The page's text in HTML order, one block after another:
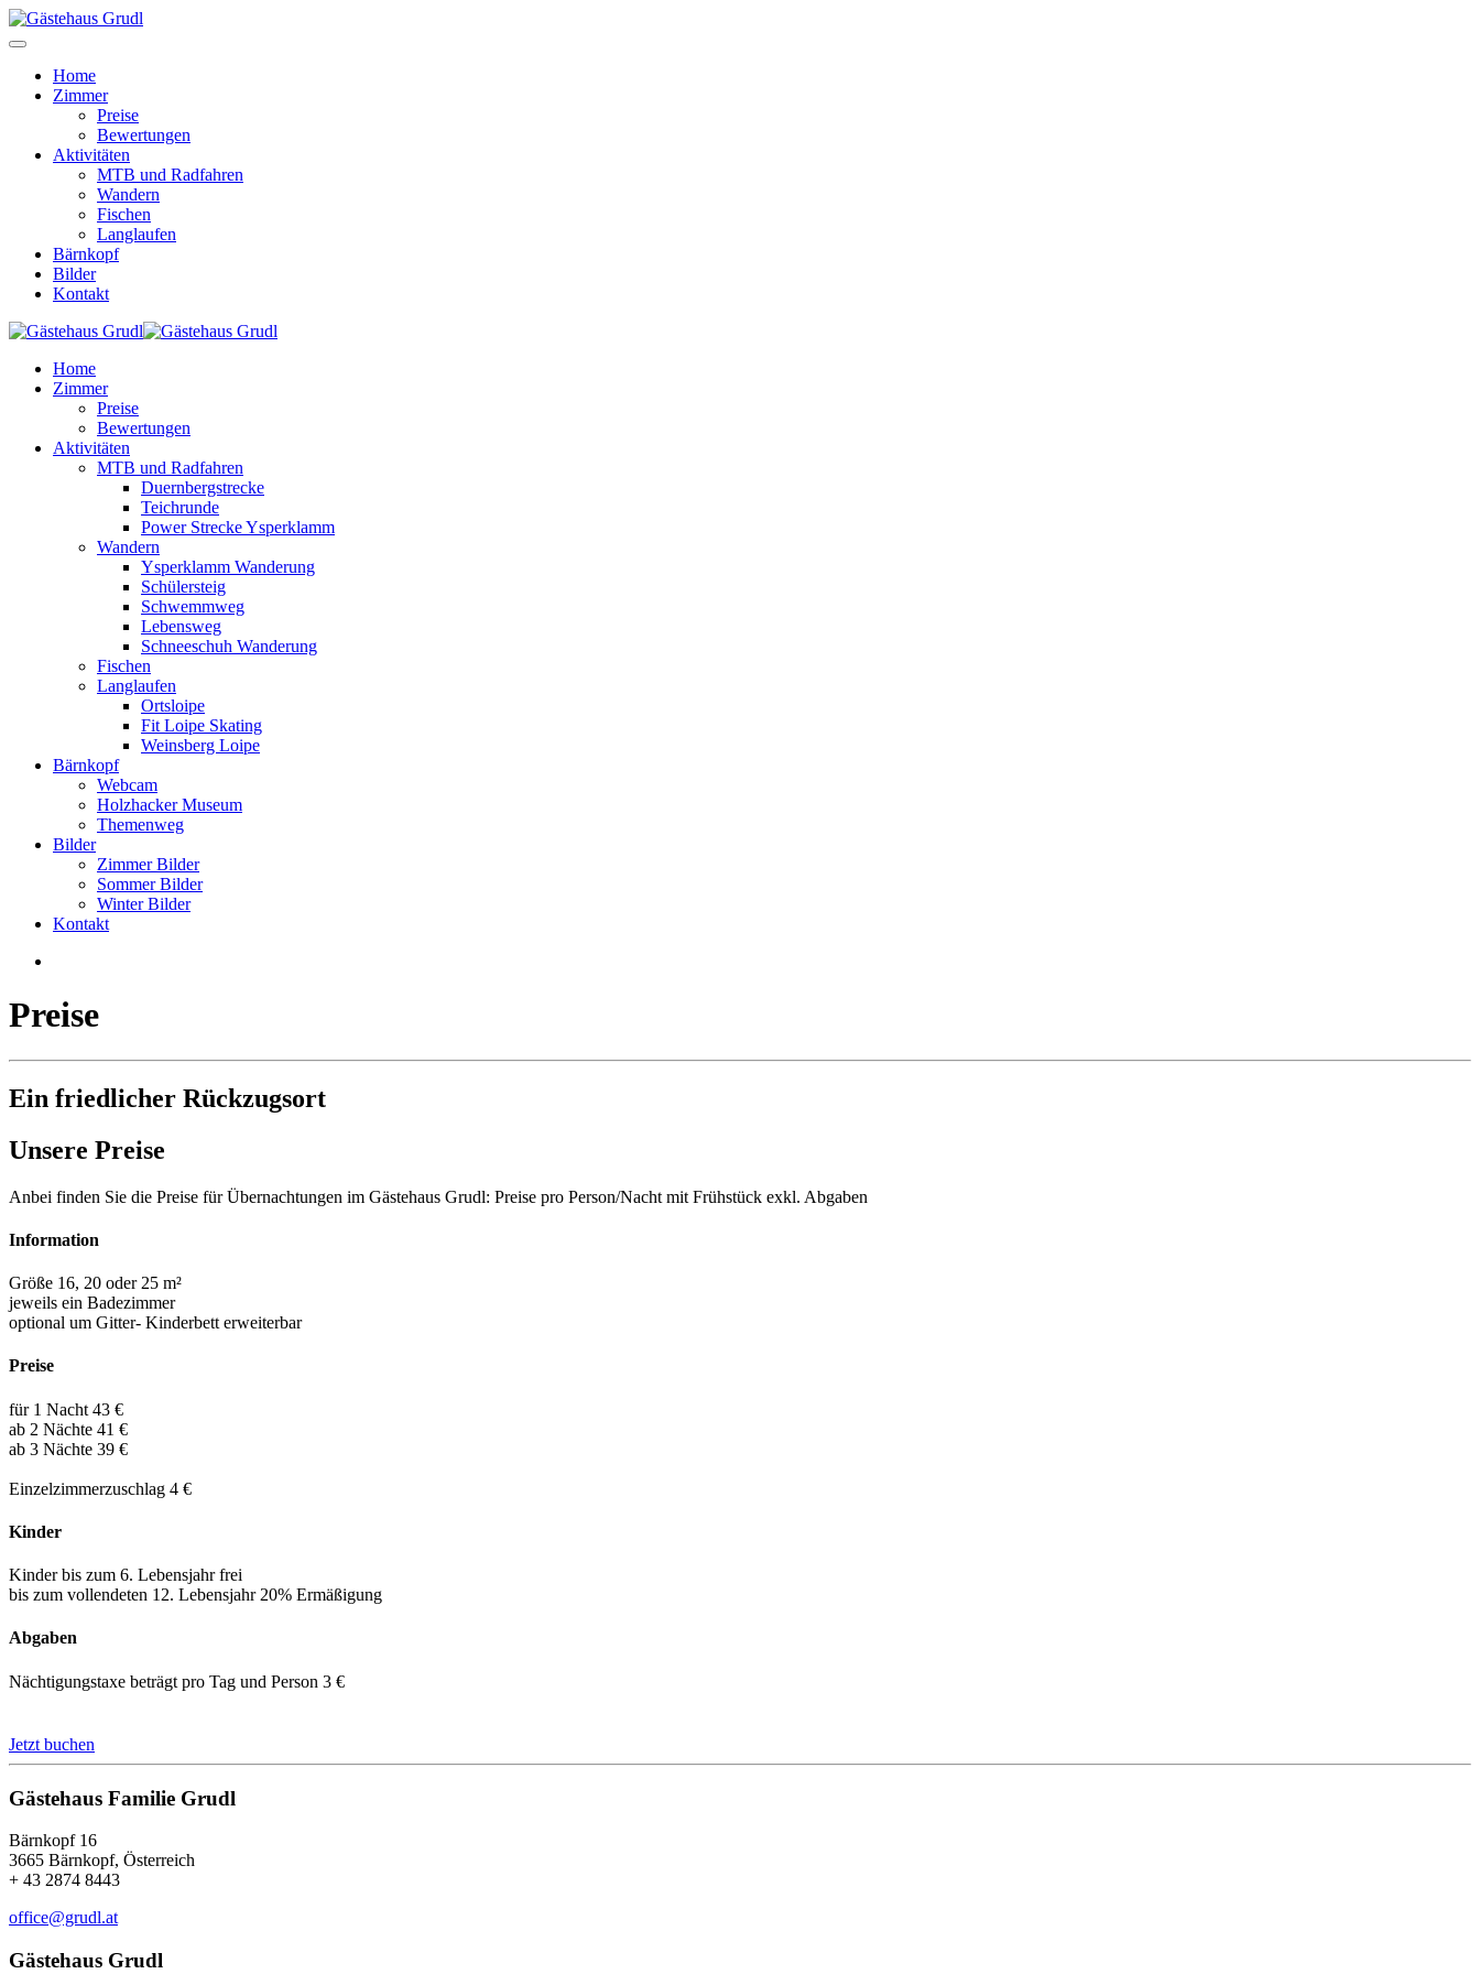
Home
Zimmer
Preise
Bewertungen
Aktivitäten
MTB und Radfahren
Wandern
Fischen
Langlaufen
Bärnkopf
Bilder
Kontakt
Home
Zimmer
Preise
Bewertungen
Aktivitäten
MTB und Radfahren
Duernbergstrecke
Teichrunde
Power Strecke Ysperklamm
Wandern
Ysperklamm Wanderung
Schülersteig
Schwemmweg
Lebensweg
Schneeschuh Wanderung
Fischen
Langlaufen
Ortsloipe
Fit Loipe Skating
Weinsberg Loipe
Bärnkopf
Webcam
Holzhacker Museum
Themenweg
Bilder
Zimmer Bilder
Sommer Bilder
Winter Bilder
Kontakt
Preise
Ein friedlicher Rückzugsort
Unsere Preise
Anbei finden Sie die Preise für Übernachtungen im Gästehaus Grudl: Preise pro Person/Nacht mit Frühstück exkl. Abgaben
Information
Größe 16, 20 oder 25 m²
jeweils ein Badezimmer
optional um Gitter- Kinderbett erweiterbar
Preise
für 1 Nacht 43 €
ab 2 Nächte 41 €
ab 3 Nächte 39 €
Einzelzimmerzuschlag 4 €
Kinder
Kinder bis zum 6. Lebensjahr frei
bis zum vollendeten 12. Lebensjahr 20% Ermäßigung
Abgaben
Nächtigungstaxe beträgt pro Tag und Person 3 €
Jetzt buchen
Gästehaus Familie Grudl
Bärnkopf 16
3665 Bärnkopf, Österreich
+ 43 2874 8443
office@grudl.at
Gästehaus Grudl